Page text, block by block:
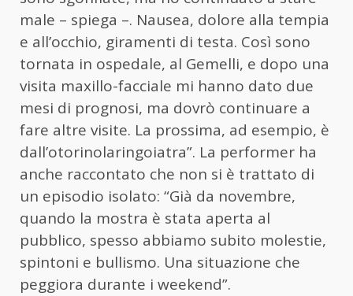
male – spiega –. Nausea, dolore alla tempia
e all’occhio, giramenti di testa. Così sono
tornata in ospedale, al Gemelli, e dopo una
visita maxillo-facciale mi hanno dato due
mesi di prognosi, ma dovrò continuare a
fare altre visite. La prossima, ad esempio, è
dall’otorinolaringoiatra”. La performer ha
anche raccontato che non si è trattato di
un episodio isolato: “Già da novembre,
quando la mostra è stata aperta al
pubblico, spesso abbiamo subito molestie,
spintoni e bullismo. Una situazione che
peggiora durante i weekend”.